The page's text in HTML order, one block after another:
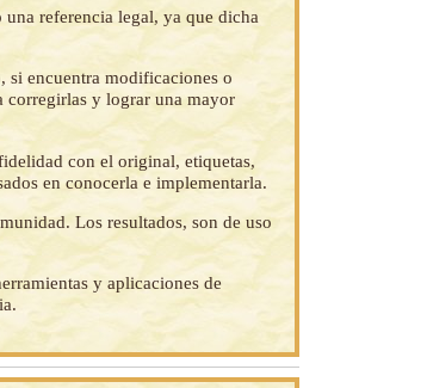
referencia legal, ya que dicha
encuentra modificaciones o
corregirlas y lograr una mayor
con el original, etiquetas,
en conocerla e implementarla.
Los resultados, son de uso
y aplicaciones de